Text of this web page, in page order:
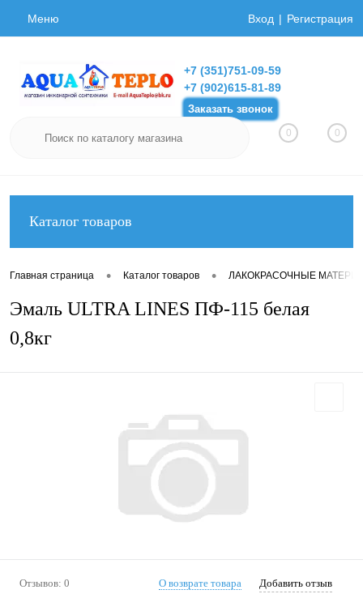
Меню Вход Регистрация
+7 (351)751-09-59
+7 (902)615-81-89
Заказать звонок
0 0
Каталог товаров
Главная страница • Каталог товаров • ЛАКОКРАСОЧНЫЕ
Эмаль ULTRA LINES ПФ-115 белая
0,8кг
Отзывов: 0 О возврате товара Добавить отзыв